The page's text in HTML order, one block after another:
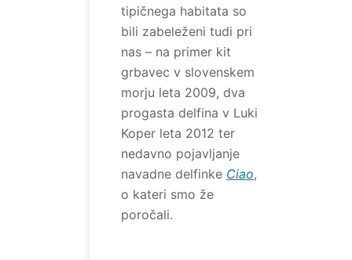
tipičnega habitata so
bili zabeleženi tudi pri
nas – na primer kit
grbavec v slovenskem
morju leta 2009, dva
progasta delfina v Luki
Koper leta 2012 ter
nedavno pojavljanje
navadne delfinke Ciao,
o kateri smo že
poročali.